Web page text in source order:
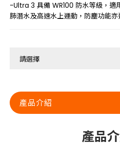
-Ultra 3 具備 WR100 防水等級，適
肺潛水及高速水上運動，防塵功能亦
產品介紹
產品